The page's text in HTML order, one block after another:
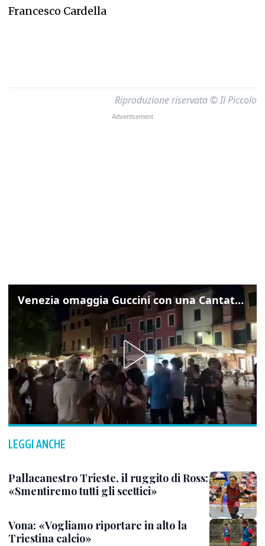
Francesco Cardella
Riproduzione riservata © Il Piccolo
Venezia omaggia Guccini con una Cantata Anarchica in campo Santa Margherita
LEGGI ANCHE
Pallacanestro Trieste, il ruggito di Ross:
«Smentiremo tutti gli scettici»
Vona: «Vogliamo riportare in alto la
Triestina calcio»